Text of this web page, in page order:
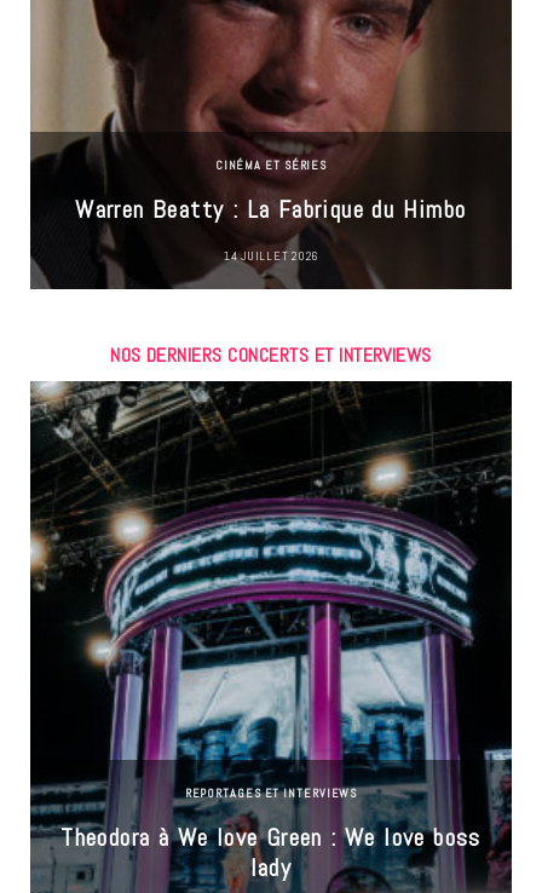
CINÉMA ET SÉRIES
Warren Beatty : La Fabrique du Himbo
14 JUILLET 2026
NOS DERNIERS CONCERTS ET INTERVIEWS
REPORTAGES ET INTERVIEWS
Theodora à We love Green : We love boss
lady